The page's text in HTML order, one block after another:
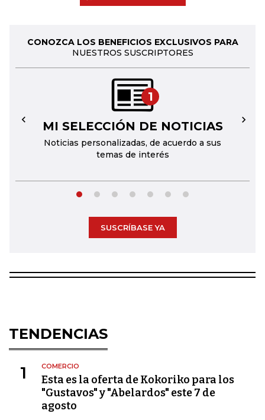
CONOZCA LOS BENEFICIOS EXCLUSIVOS PARA
NUESTROS SUSCRIPTORES
1
MI SELECCIÓN DE NOTICIAS
Noticias personalizadas, de acuerdo a sus
temas de interés
← →
SUSCRÍBASE YA
TENDENCIAS
1 COMERCIO
Esta es la oferta de Kokoriko para los
"Gustavos" y "Abelardos" este 7 de
agosto